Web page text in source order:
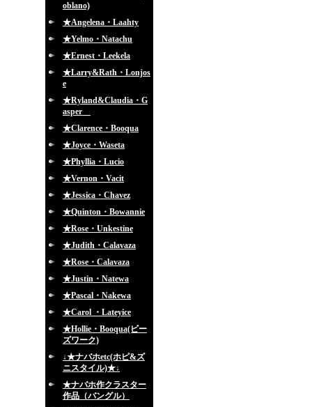
oblano)
★Angelena・Laahty
★Yelmo・Natachu
★Ernest・Leekela
★Larry&Rath・Lonjos
e
★Ryland&Claudia・G
asper
★Clarence・Booqua
★Joyce・Waseta
★Phyllia・Lucio
★Vernon・Vacit
★Jessica・Chavez
★Quinton・Bowannie
★Rose・Unkestine
★Judith・Calavaza
★Rose・Calavaza
★Justin・Natewa
★Pascal・Nakewa
★Carol ・Lateyice
★Hollie・Booqua(ビー
ズワーク)
↓★ナバホetc(ホピ&ズ
ニスタイル)★↓
★ナバホ作クラスター
作品（バングル）